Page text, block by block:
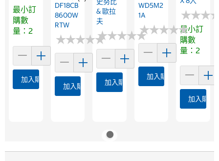
最小訂
購數
量：2
加入購物車
DF18CB
8600W
RTW
★★★★★
★★★★★
加入購物車
& 歐拉
夫
★★★★★
★★★★★
加入購物車
WD5M2
1A
★★★★★
★★★★★
加入購物車
★★★
★★★
最小訂
購數
量：2
加入購物